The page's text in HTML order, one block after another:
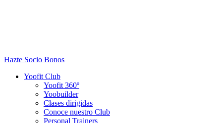
Hazte Socio Bonos
Yoofit Club
Yoofit 360º
Yoobuilder
Clases dirigidas
Conoce nuestro Club
Personal Trainers